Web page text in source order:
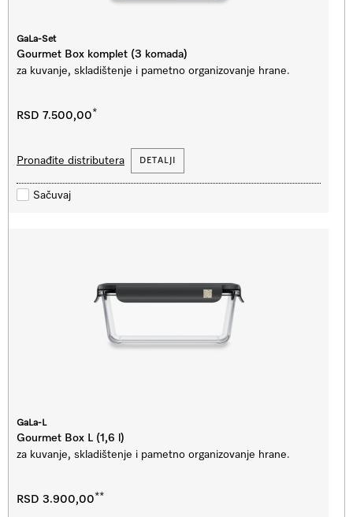
GaLa-Set
Gourmet Box komplet (3 komada)
za kuvanje, skladištenje i pametno organizovanje hrane.
RSD 7.500,00*
DETALJI
Pronađite distributera
Sačuvaj
GaLa-L
Gourmet Box L (1,6 l)
za kuvanje, skladištenje i pametno organizovanje hrane.
RSD 3.900,00**